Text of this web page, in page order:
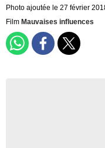
Photo ajoutée le 27 février
Film Mauvaises influences